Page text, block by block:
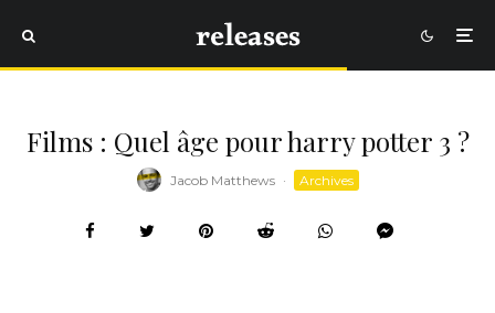
Films : Quel âge pour harry potter 3 ?
Jacob Matthews · Archives